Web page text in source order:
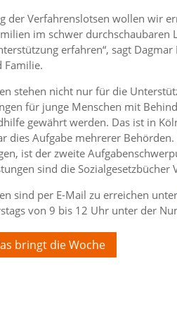
der Verfahrenslotsen wollen wir
im schwer durchschaubaren
erfahren“, sagt
Familie.
stehen nicht nur für die
für junge Menschen mit
gewährt werden. Das ist in
dies Aufgabe mehrerer
ist der zweite
sind die Sozialgesetzbücher
sind per E-Mail zu erreichen
von 9 bis 12 Uhr unter der
bringt die Woche